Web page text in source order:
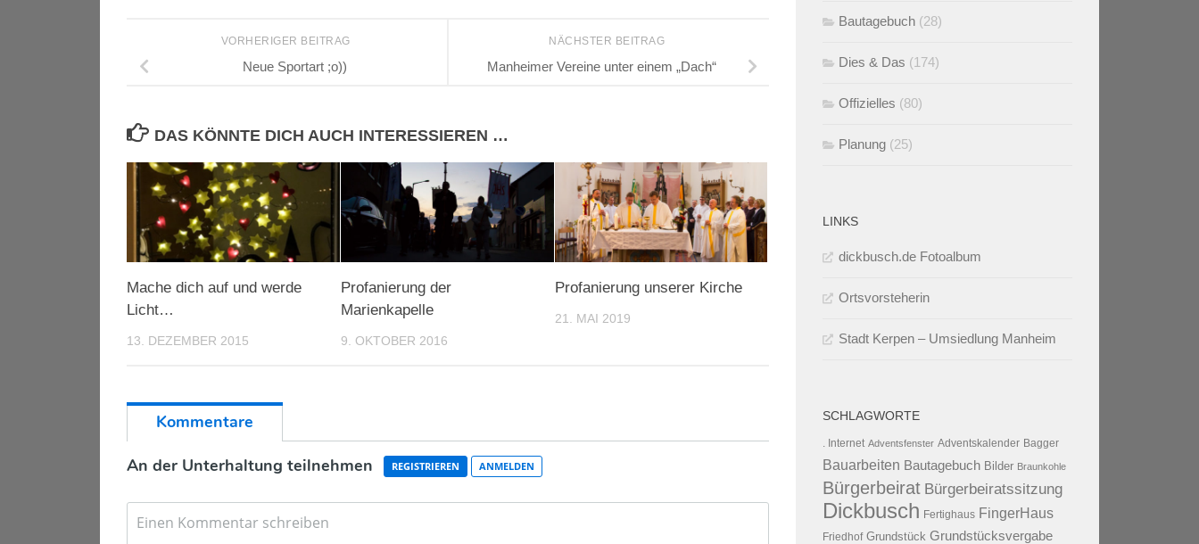
NÄCHSTER BEITRAG
Manheimer Vereine unter einem „Dach“
VORHERIGER BEITRAG
Neue Sportart ;o))
DAS KÖNNTE DICH AUCH INTERESSIEREN …
Mache dich auf und werde
Licht…
13. DEZEMBER 2015
Profanierung der
Marienkapelle
9. OKTOBER 2016
Profanierung unserer Kirche
21. MAI 2019
Bautagebuch (28)
Dies & Das (174)
Offizielles (80)
Planung (25)
LINKS
dickbusch.de Fotoalbum
Ortsvorsteherin
Stadt Kerpen – Umsiedlung Manheim
SCHLAGWORTE
. Internet Adventsfenster Adventskalender Bagger
Bauarbeiten Bautagebuch Bilder Braunkohle
Bürgerbeirat Bürgerbeiratssitzung
Dickbusch Fertighaus FingerHaus
Friedhof Grundstück Grundstücksvergabe